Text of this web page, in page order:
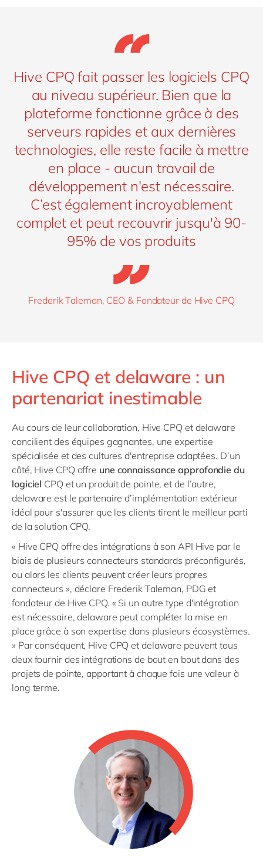
Hive CPQ fait passer les logiciels CPQ
au niveau supérieur. Bien que la
plateforme fonctionne grâce à des
serveurs rapides et aux dernières
technologies, elle reste facile à mettre
en place - aucun travail de
développement n'est nécessaire.
C’est également incroyablement
complet et peut recouvrir jusqu'à 90-
95% de vos produits
Frederik Taleman, CEO & Fondateur de Hive CPQ
Hive CPQ et delaware : un
partenariat inestimable
Au cours de leur collaboration, Hive CPQ et delaware
concilient des équipes gagnantes, une expertise
spécialisée et des cultures d'entreprise adaptées. D’un
côté, Hive CPQ offre une connaissance approfondie du
logiciel CPQ et un produit de pointe, et de l’autre,
delaware est le partenaire d’implémentation extérieur
idéal pour s'assurer que les clients tirent le meilleur parti
de la solution CPQ.
« Hive CPQ offre des intégrations à son API Hive par le
biais de plusieurs connecteurs standards préconfigurés,
ou alors les clients peuvent créer leurs propres
connecteurs », déclare Frederik Taleman, PDG et
fondateur de Hive CPQ. « Si un autre type d'intégration
est nécessaire, delaware peut compléter la mise en
place grâce à son expertise dans plusieurs écosystèmes.
» Par conséquent, Hive CPQ et delaware peuvent tous
deux fournir des intégrations de bout en bout dans des
projets de pointe, apportant à chaque fois une valeur à
long terme.